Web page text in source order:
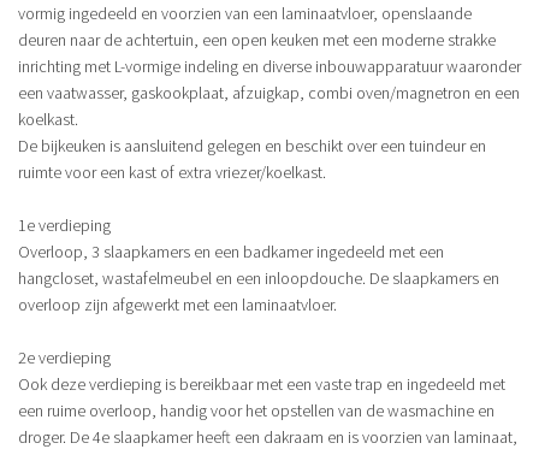
vormig ingedeeld en voorzien van een laminaatvloer, openslaande
deuren naar de achtertuin, een open keuken met een moderne strakke
inrichting met L-vormige indeling en diverse inbouwapparatuur waaronder
een vaatwasser, gaskookplaat, afzuigkap, combi oven/magnetron en een
koelkast.
De bijkeuken is aansluitend gelegen en beschikt over een tuindeur en
ruimte voor een kast of extra vriezer/koelkast.
1e verdieping
Overloop, 3 slaapkamers en een badkamer ingedeeld met een
hangcloset, wastafelmeubel en een inloopdouche. De slaapkamers en
overloop zijn afgewerkt met een laminaatvloer.
2e verdieping
Ook deze verdieping is bereikbaar met een vaste trap en ingedeeld met
een ruime overloop, handig voor het opstellen van de wasmachine en
droger. De 4e slaapkamer heeft een dakraam en is voorzien van laminaat,